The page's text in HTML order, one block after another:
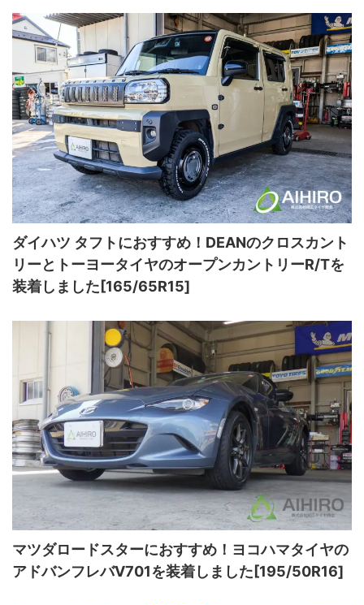
ダイハツ タフトにおすすめ！DEANのクロスカント
リーとトーヨータイヤのオープンカントリーR/Tを
装着しました[165/65R15]
マツダロードスターにおすすめ！ヨコハマタイヤの
アドバンフレバV701を装着しました[195/50R16]